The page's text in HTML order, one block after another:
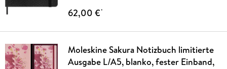
62,00 €*
Moleskine Sakura Notizbuch limitierte
Ausgabe L/A5, blanko, fester Einband,